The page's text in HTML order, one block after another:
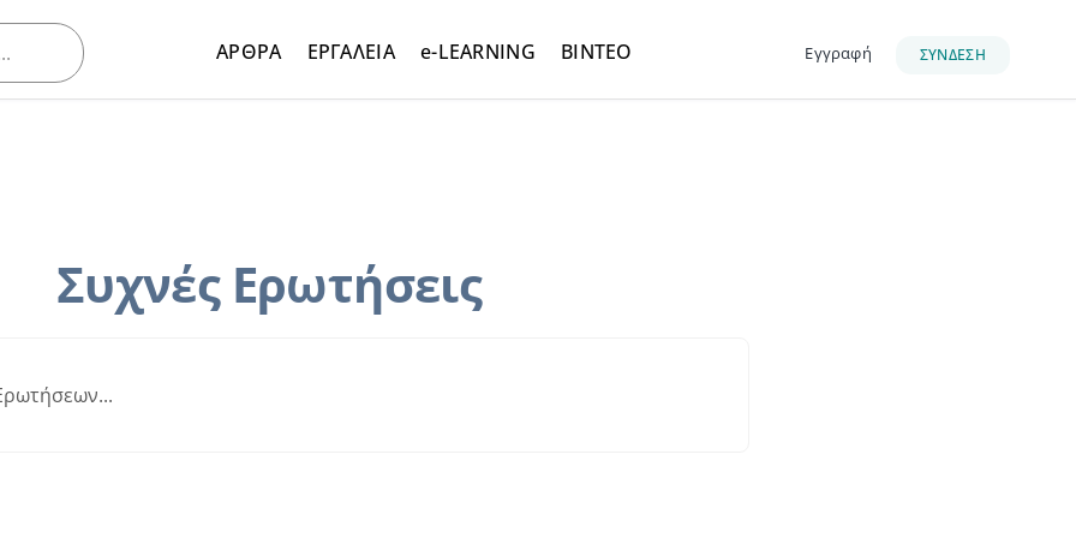
ΑΡΘΡΑ ΕΡΓΑΛΕΙΑ e-LEARNING ΒΙΝΤΕΟ Εγγραφή ΣΥΝΔΕΣΗ
Συχνές Ερωτήσεις